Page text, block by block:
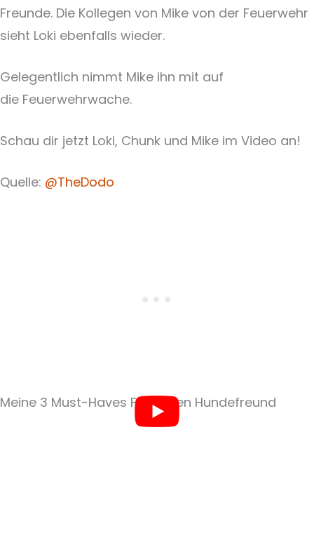
Freunde. Die Kollegen von Mike von der Feuerwehr
sieht Loki ebenfalls wieder.
Gelegentlich nimmt Mike ihn mit auf
die Feuerwehrwache.
Schau dir jetzt Loki, Chunk und Mike im Video an!
Quelle: @TheDodo
Meine 3 Must-Haves Für Jeden Hundefreund​